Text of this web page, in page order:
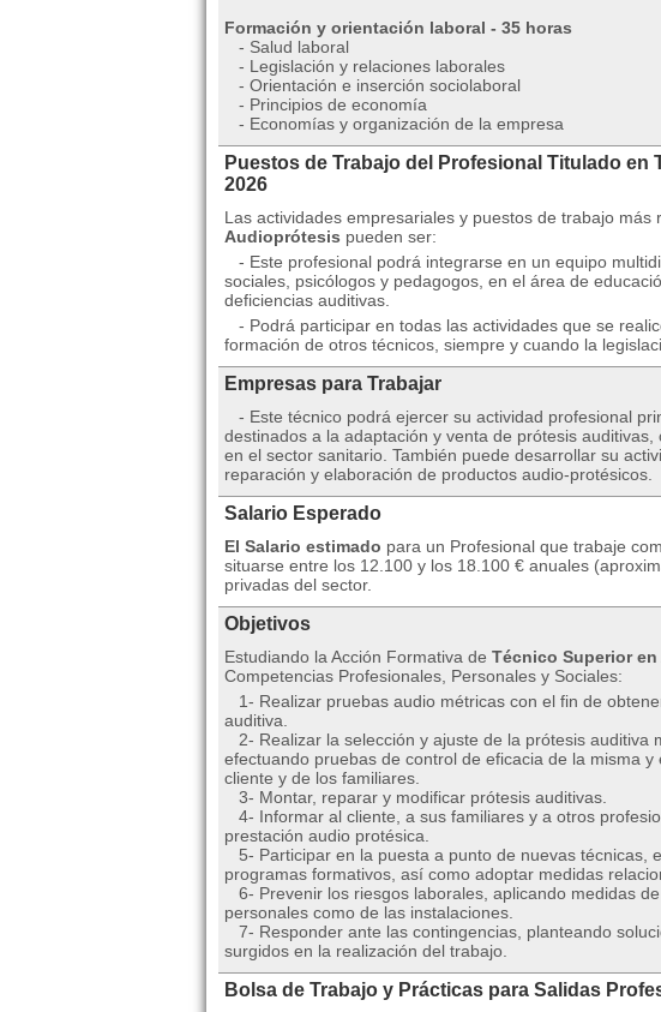
Formación y orientación laboral - 35 horas
- Salud laboral
- Legislación y relaciones laborales
- Orientación e inserción sociolaboral
- Principios de economía
- Economías y organización de la empresa
Puestos de Trabajo del Profesional Titulado
2026
Las actividades empresariales y puestos de trabajo más
Audioprótesis pueden ser:
- Este profesional podrá integrarse en un equipo
sociales, psicólogos y pedagogos, en el área de
deficiencias auditivas.
- Podrá participar en todas las actividades que se
formación de otros técnicos, siempre y cuando la
Empresas para Trabajar
- Este técnico podrá ejercer su actividad profesional
destinados a la adaptación y venta de prótesis
en el sector sanitario. También puede desarrollar su
reparación y elaboración de productos audio-protésicos.
Salario Esperado
El Salario estimado para un Profesional que trabaje
situarse entre los 12.100 y los 18.100 € anuales
privadas del sector.
Objetivos
Estudiando la Acción Formativa de Técnico Superior
Competencias Profesionales, Personales y Sociales:
1- Realizar pruebas audio métricas con el fin de
auditiva.
2- Realizar la selección y ajuste de la prótesis auditiva
efectuando pruebas de control de eficacia de la misma
cliente y de los familiares.
3- Montar, reparar y modificar prótesis auditivas.
4- Informar al cliente, a sus familiares y a otros
prestación audio protésica.
5- Participar en la puesta a punto de nuevas técnicas,
programas formativos, así como adoptar medidas
6- Prevenir los riesgos laborales, aplicando medidas
personales como de las instalaciones.
7- Responder ante las contingencias, planteando
surgidos en la realización del trabajo.
Bolsa de Trabajo y Prácticas para Salidas